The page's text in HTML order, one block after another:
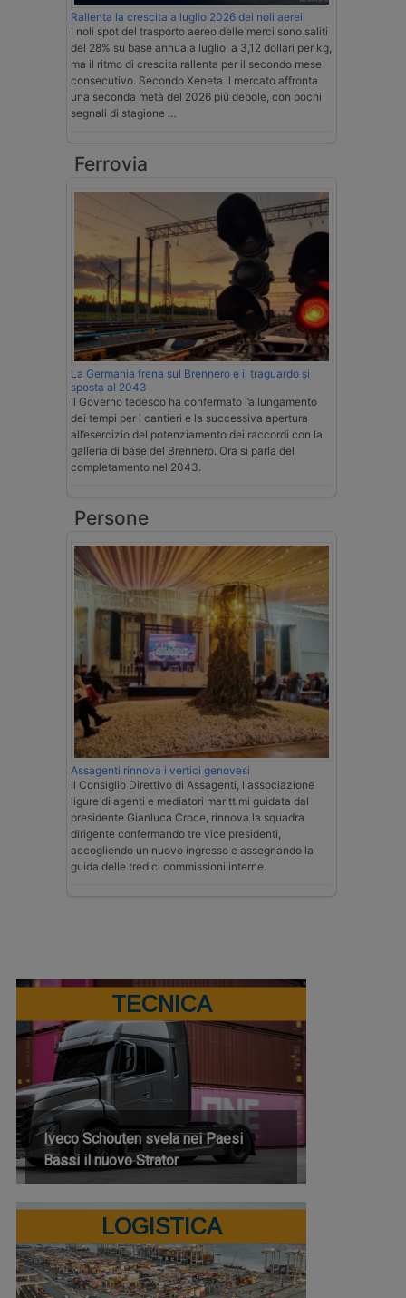
Rallenta la crescita a luglio 2026 dei noli aerei
I noli spot del trasporto aereo delle merci sono saliti
del 28% su base annua a luglio, a 3,12 dollari per kg,
ma il ritmo di crescita rallenta per il secondo mese
consecutivo. Secondo Xeneta il mercato affronta
una seconda metà del 2026 più debole, con pochi
segnali di stagione …
Ferrovia
La Germania frena sul Brennero e il traguardo si
sposta al 2043
Il Governo tedesco ha confermato l’allungamento
dei tempi per i cantieri e la successiva apertura
all’esercizio del potenziamento dei raccordi con la
galleria di base del Brennero. Ora si parla del
completamento nel 2043.
Persone
Assagenti rinnova i vertici genovesi
Il Consiglio Direttivo di Assagenti, l'associazione
ligure di agenti e mediatori marittimi guidata dal
presidente Gianluca Croce, rinnova la squadra
dirigente confermando tre vice presidenti,
accogliendo un nuovo ingresso e assegnando la
guida delle tredici commissioni interne.
TECNICA
Iveco Schouten svela nei Paesi
Bassi il nuovo Strator
LOGISTICA